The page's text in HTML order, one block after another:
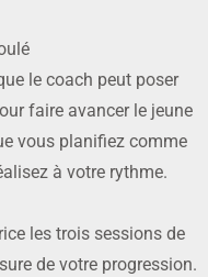
le coach peut poser
faire avancer le jeune
vous planifiez comme
à votre rythme.
les trois sessions de
de votre progression.